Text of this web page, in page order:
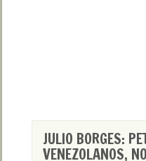
JULIO BORGES:
VENEZOLANOS,